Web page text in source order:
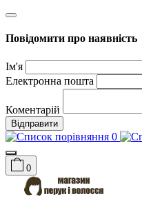
Повідомити про наявність
Ім'я
Електронна пошта
Коментарій
Відправити
0
0